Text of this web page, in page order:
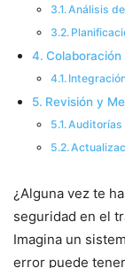
Análisis
Revisión y
Auditorías
¿Alguna vez te
seguridad en el
Imagina un
error puede